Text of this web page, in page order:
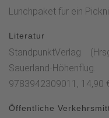
herrlichen Ausblicken
über das Wenntal bis
Kirchilpe, südlich des
deren Reste im Jahre
wurden, überquert der
Landstraße und
Lunchpaket für ein
Literatur
StandpunktVerlag
Sauerland-
9783942309011, 14,90
Öffentliche